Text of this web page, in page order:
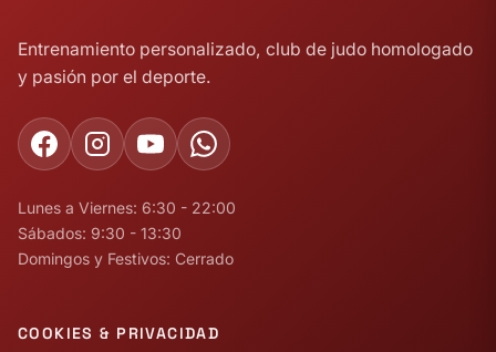
Entrenamiento personalizado, club de judo homologado
y pasión por el deporte.
Lunes a Viernes: 6:30 - 22:00
Sábados: 9:30 - 13:30
Domingos y Festivos: Cerrado
COOKIES & PRIVACIDAD